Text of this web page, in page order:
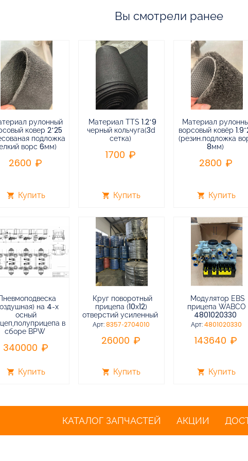
Вы смотрели ранее
рулонный
ковер 2*25
подложка
ворс 6мм)
2600
shopping_cart Купить
на 4-х
осный
в
сборе BPW
340000
shopping_cart Купить
Материал TTS 1.2*9
черный кольчуга(3d
сетка)
1700
shopping_cart Купить
Круг поворотный
прицепа (10х12)
отверстий усиленный
Арт:8357-2704010
26000
shopping_cart Купить
Материал
ворсовый ковёр
(резин.подложка
8мм)
2800
shopping_cart Купить
Модулятор EBS
прицепа WABCO
4801020330
Арт:4801020330
143640
shopping_cart Купить
КАТАЛОГ ЗАПЧАСТЕЙ АКЦИИ